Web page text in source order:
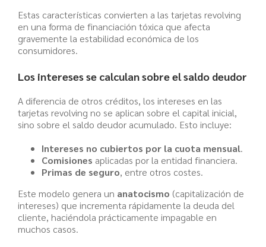
Estas características convierten a las tarjetas revolving
en una forma de financiación tóxica que afecta
gravemente la estabilidad económica de los
consumidores.
Los intereses se calculan sobre el saldo deudor
A diferencia de otros créditos, los intereses en las
tarjetas revolving no se aplican sobre el capital inicial,
sino sobre el saldo deudor acumulado. Esto incluye:
Intereses no cubiertos por la cuota mensual.
Comisiones aplicadas por la entidad financiera.
Primas de seguro, entre otros costes.
Este modelo genera un anatocismo (capitalización de
intereses) que incrementa rápidamente la deuda del
cliente, haciéndola prácticamente impagable en
muchos casos.